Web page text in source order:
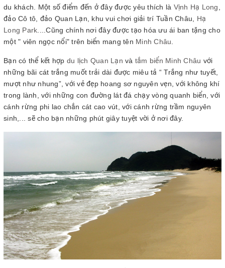
du khách. Một số điểm đến ở đây được yêu thích là Vịnh Hạ Long
đảo Cô tô, đảo Quan Lạn, khu vui chơi giải trí Tuần Châu, Hạ
Long Park ....Cũng chính nơi đây được tạo hóa ưu ái ban tặng cho
một " viên ngọc nổi" trên biển mang tên Minh Châu
Bạn có thể kết hợp du lịch Quan Lạn và tắm biển Minh Châu với
những bãi cát trắng muốt trải dài được miêu tả “ Trắng như tuyết,
mượt như nhung”, với vẻ đẹp hoang sơ nguyên vẹn, với không khí
trong lành, với những con đường lát đá chạy vòng quanh biển, với
cánh rừng phi lao chắn cát cao vút, với cánh rừng trầm nguyên
sinh,... sẽ cho bạn những phút giây tuyệt vời ở nơi đây.